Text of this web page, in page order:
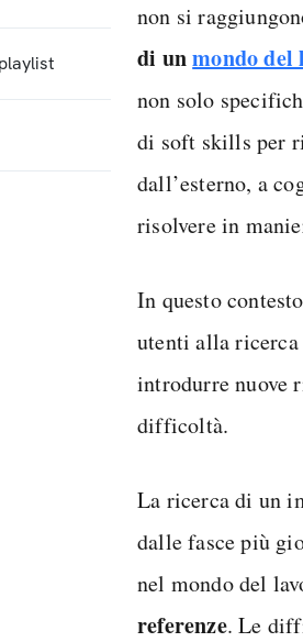
non si
di unmondo del
non solo
di soft skills per
dall’esterno, a
risolvere in
In questo
utenti alla
introdurre nuove
difficoltà.
La ricerca di un
dalle fasce più
nel mondo del
referenze. Le